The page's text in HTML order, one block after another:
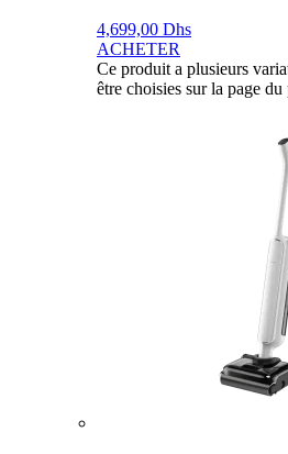
4,699,00 Dhs
ACHETER
Ce produit a plusieurs
être choisies sur la page